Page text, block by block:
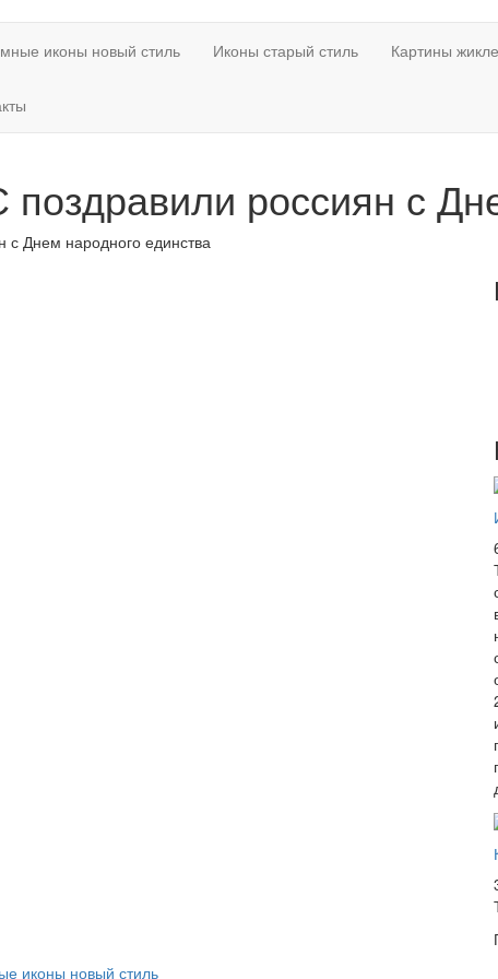
иконы новый стиль
Иконы старый стиль Картины
россиян с
с Днем народного единства
иконы новый стиль